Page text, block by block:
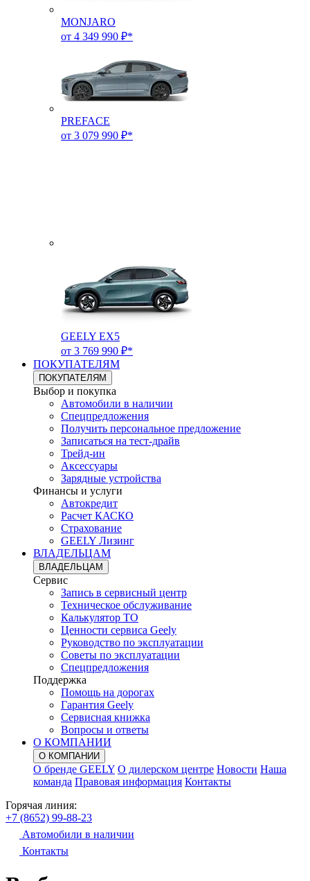
MONJARO
от 4 349 990 ₽*
PREFACE
от 3 079 990 ₽*
GEELY EX5
от 3 769 990 ₽*
ПОКУПАТЕЛЯМ
ПОКУПАТЕЛЯМ
Выбор и покупка
Автомобили в наличии
Спецпредложения
Получить персональное предложение
Записаться на тест-драйв
Трейд-ин
Аксессуары
Зарядные устройства
Финансы и услуги
Автокредит
Расчет КАСКО
Страхование
GEELY Лизинг
ВЛАДЕЛЬЦАМ
ВЛАДЕЛЬЦАМ
Сервис
Запись в сервисный центр
Техническое обслуживание
Калькулятор ТО
Ценности сервиса Geely
Руководство по эксплуатации
Советы по эксплуатации
Спецпредложения
Поддержка
Помощь на дорогах
Гарантия Geely
Сервисная книжка
Вопросы и ответы
О КОМПАНИИ
О КОМПАНИИ
О бренде GEELY О дилерском центре Новости Наша
команда Правовая информация Контакты
Горячая линия:
+7 (8652) 99-88-23
Автомобили в наличии
Контакты